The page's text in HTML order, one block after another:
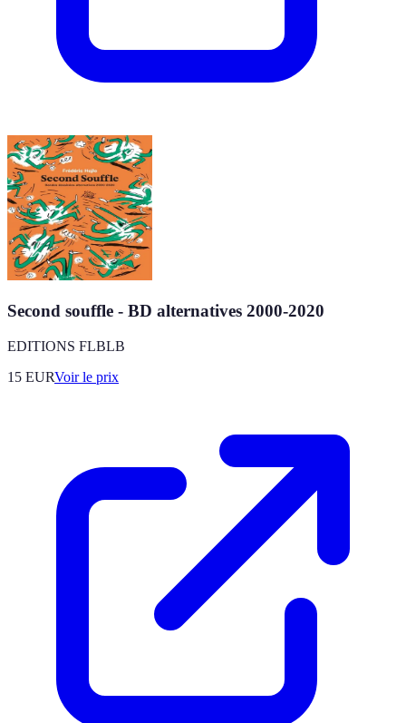
Second souffle - BD alternatives 2000-2020
EDITIONS FLBLB
15 EURVoir le prix